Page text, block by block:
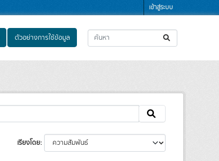
เข้าสู่ระบบ
ตัวอย่างการใช้ข้อมูล
เรียงโดย